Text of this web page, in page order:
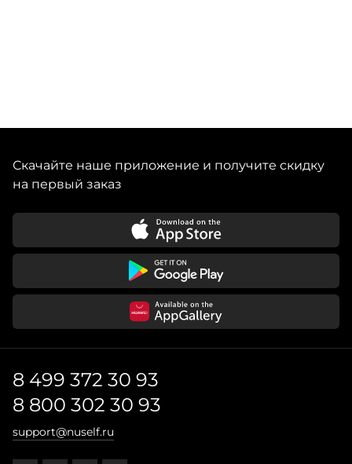
Скачайте наше приложение и получите скидку
на первый заказ
8 499 372 30 93
8 800 302 30 93
support@nuself.ru